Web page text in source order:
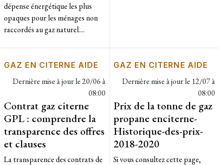
dépense énergétique les plus
opaques pour les ménages non
raccordés au gaz naturel....
GAZ EN CITERNE AIDE
Dernière mise à jour le20/06 à
08:00
Contrat gaz citerne
GPL : comprendre la
transparence des offres
et clauses
La transparence des contrats de
GAZ EN CITERNE AIDE
Dernière mise à jour le 12/07 à
08:00
Prix de la tonne de gaz
propane enciterne-
Historique-des-prix-
2018-2020
​Si vous consultez cette page,